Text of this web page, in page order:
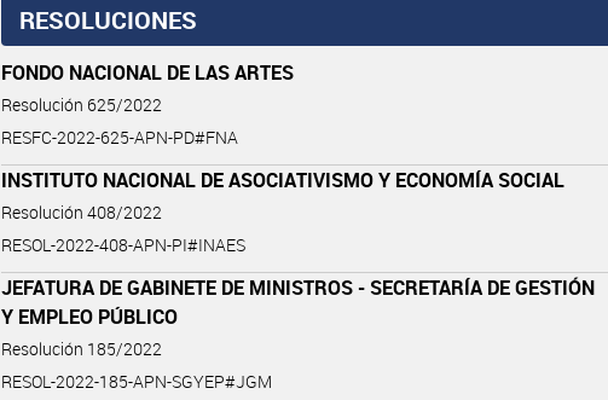
RESOLUCIONES
FONDO NACIONAL DE LAS ARTES
Resolución 625/2022
RESFC-2022-625-APN-PD#FNA
INSTITUTO NACIONAL DE ASOCIATIVISMO Y ECONOMÍA SOCIAL
Resolución 408/2022
RESOL-2022-408-APN-PI#INAES
JEFATURA DE GABINETE DE MINISTROS - SECRETARÍA DE GESTIÓN
Y EMPLEO PÚBLICO
Resolución 185/2022
RESOL-2022-185-APN-SGYEP#JGM